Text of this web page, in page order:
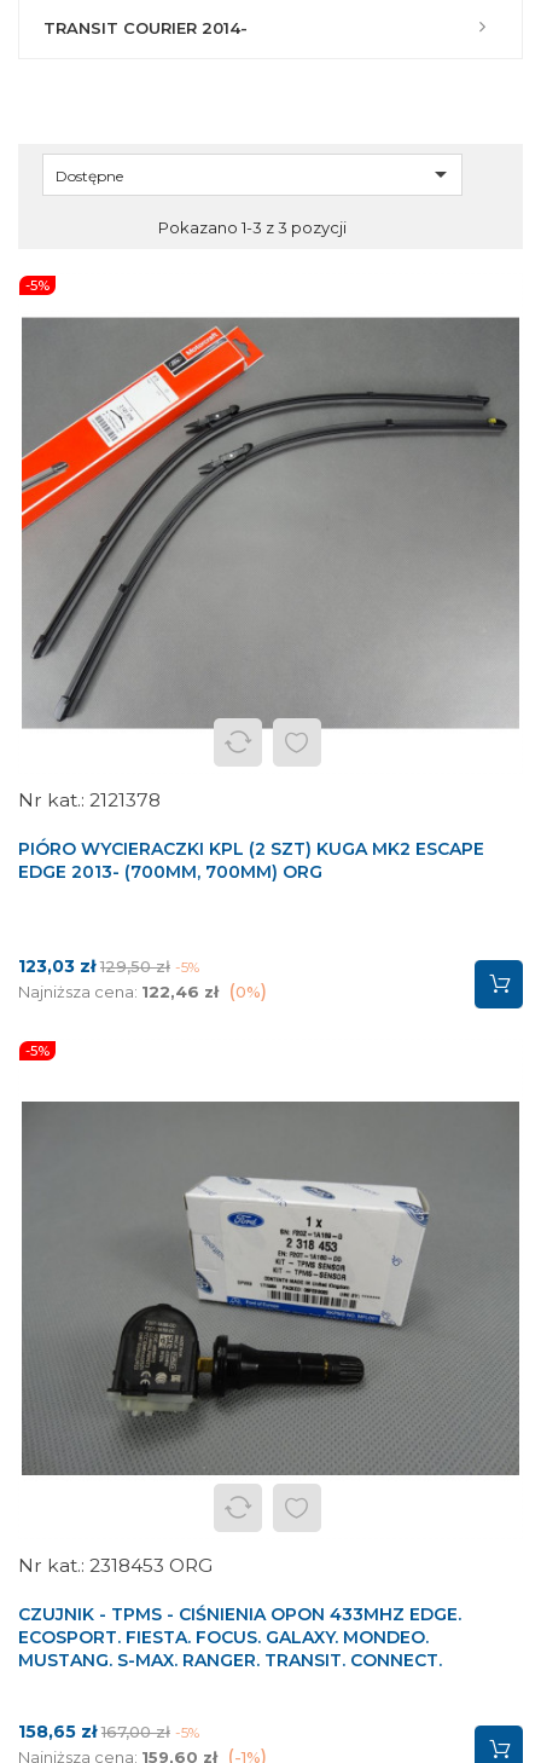
TRANSIT COURIER 2014-
Dostępne 
Pokazano 1-3 z 3 pozycji
-5%
2121378
PIÓRO WYCIERACZKI KPL (2 SZT) KUGA MK2 ESCAPE
EDGE 2013- (700MM, 700MM) ORG
Cena
123,03 złCena
podstawowa
129,50 zł -5%
Najniższa cena: 122,46 zł 0%
-5%
2318453 ORG
CZUJNIK - TPMS - CIŚNIENIA OPON 433MHZ EDGE.
ECOSPORT. FIESTA. FOCUS. GALAXY. MONDEO.
MUSTANG. S-MAX. RANGER. TRANSIT. CONNECT.
Cena
158,65 złCena
podstawowa
167,00 zł -5%
Najniższa cena: 159,60 zł -1%